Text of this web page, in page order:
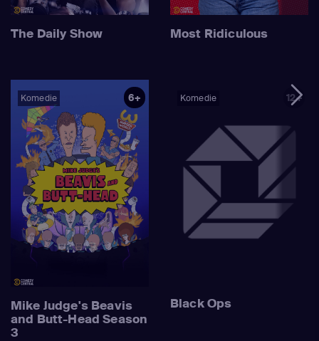
The Daily Show Most Ridiculous
Komedie 6+
Mike Judge's Beavis
and Butt-Head Season
3
Komedie 12+
Black Ops